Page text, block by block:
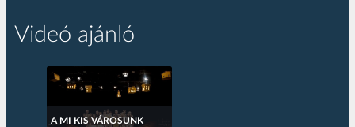
Videó ajánló
A MI KIS VÁROSUNK